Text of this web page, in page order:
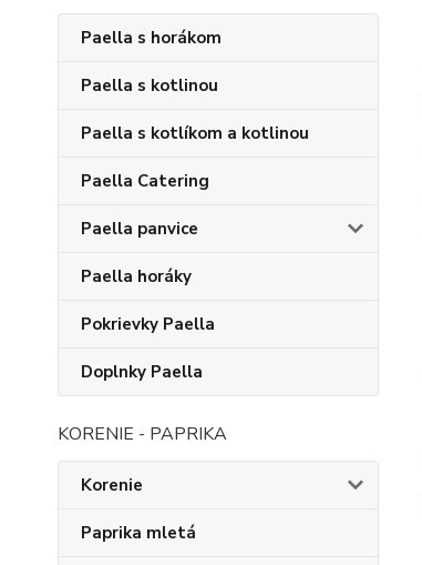
Paella s horákom
Paella s kotlinou
Paella s kotlíkom a kotlinou
Paella Catering
Paella panvice
Paella horáky
Pokrievky Paella
Doplnky Paella
KORENIE - PAPRIKA
Korenie
Paprika mletá